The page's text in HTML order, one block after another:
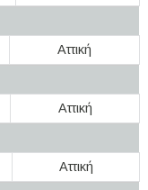
Αττική
Αττική
Αττική